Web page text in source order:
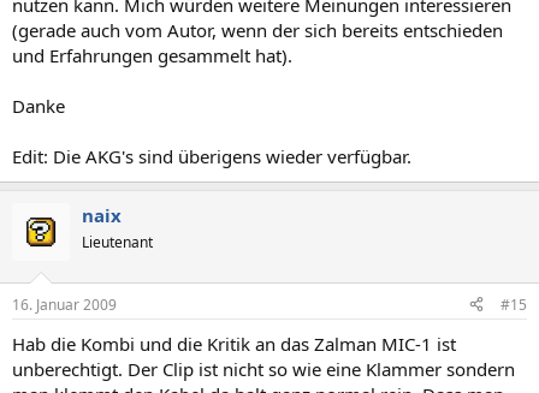
nutzen kann. Mich würden weitere Meinungen interessieren
(gerade auch vom Autor, wenn der sich bereits entschieden
und Erfahrungen gesammelt hat).
Danke
Edit: Die AKG's sind überigens wieder verfügbar.
naix
Lieutenant
16. Januar 2009 #15
Hab die Kombi und die Kritik an das Zalman MIC-1 ist
unberechtigt. Der Clip ist nicht so wie eine Klammer sondern